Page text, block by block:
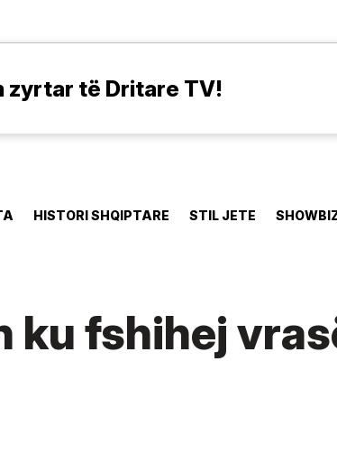
zyrtar të Dritare TV!
HISTORI SHQIPTARE STIL JETE
ku fshihej